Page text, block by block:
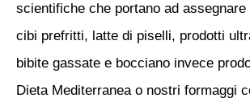
scientifiche che portano ad assegnare
cibi prefritti, latte di piselli, prodotti
bibite gassate e bocciano invece
Dieta Mediterranea o nostri formaggi